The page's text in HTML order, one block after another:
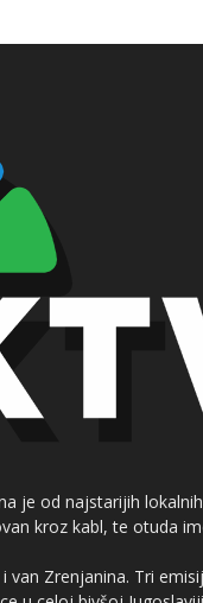
je od najstarijih
kroz kabl, te otuda
Zrenjanina. Tri